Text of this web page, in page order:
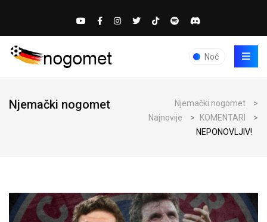
Noć
Njemački nogomet Njemački nogomet
>
Najnovije
> KOMENTARI
>
NEPONOVLJIV!